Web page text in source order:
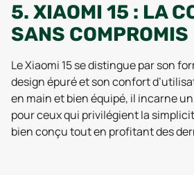
5. XIAOMI 15 : LA
SANS COMPROMIS
Le Xiaomi 15 se distingue par son
design épuré et son confort
en main et bien équipé, il incarne
pour ceux qui privilégient la
bien conçu tout en profitant des